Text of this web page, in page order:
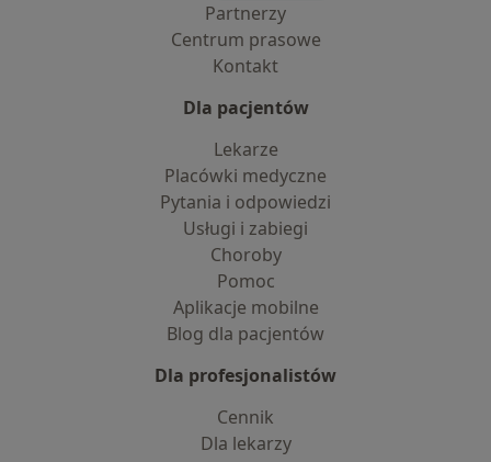
Partnerzy
Centrum prasowe
Kontakt
Dla pacjentów
Lekarze
Placówki medyczne
Pytania i odpowiedzi
Usługi i zabiegi
Choroby
Pomoc
Aplikacje mobilne
Blog dla pacjentów
Dla profesjonalistów
Cennik
Dla lekarzy